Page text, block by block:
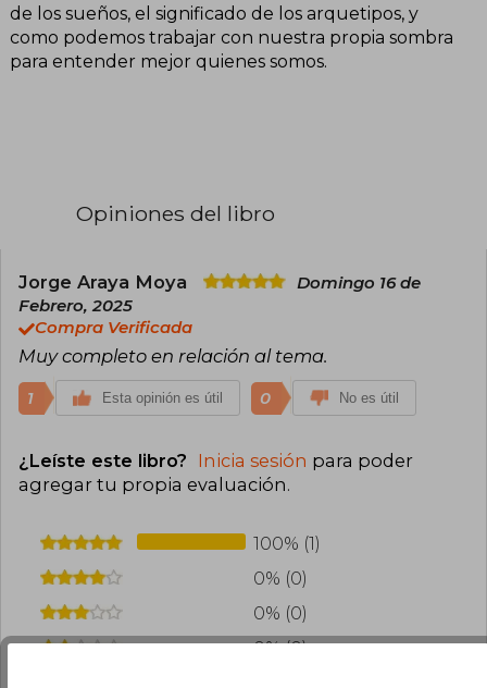
de los sueños, el significado de los arquetipos, y
como podemos trabajar con nuestra propia sombra
para entender mejor quienes somos.
Opiniones del libro
Jorge Araya Moya
Domingo 16 de
Febrero, 2025
Compra Verificada
Muy completo en relación al tema.
1 Esta opinión es útil 0 No es útil
¿Leíste este libro? Inicia sesión para poder
agregar tu propia evaluación.
100% (1)
0% (0)
0% (0)
0% (0)